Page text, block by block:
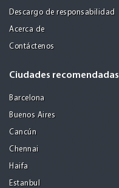
Descargo de responsabilidad
Acerca de
Contáctenos
Ciudades recomendadas
Barcelona
Buenos Aires
Cancún
Chennai
Haifa
Estanbul